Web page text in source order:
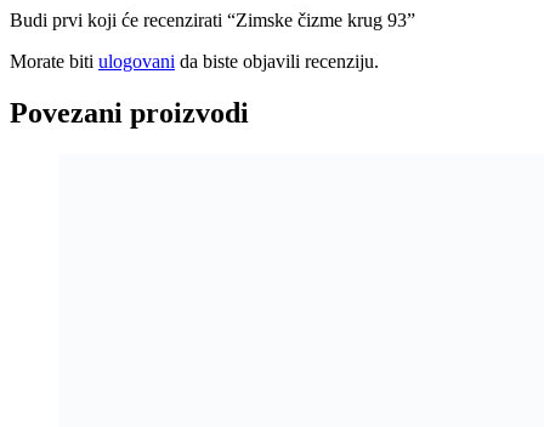
Budi prvi koji će recenzirati “Zimske čizme krug 93”
Morate biti ulogovani da biste objavili recenziju.
Povezani proizvodi